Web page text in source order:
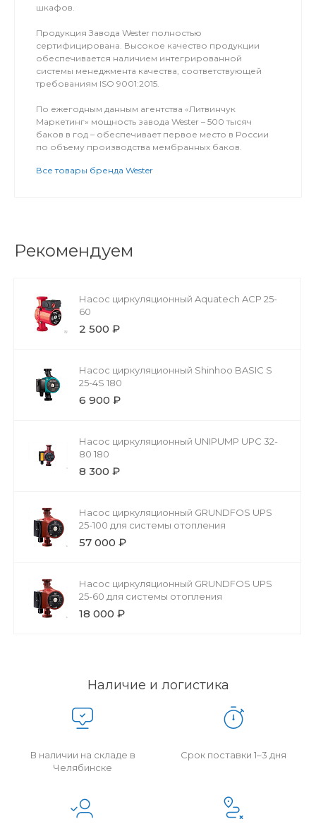
шкафов.
Продукция Завода Wester полностью
сертифицирована. Высокое качество продукции
обеспечивается наличием интегрированной
системы менеджмента качества, соответствующей
требованиям ISO 9001:2015.
По ежегодным данным агентства «Литвинчук
Маркетинг» мощность завода Wester – 500 тысяч
баков в год – обеспечивает первое место в России
по объему производства мембранных баков.
Все товары бренда Wester
Рекомендуем
Насос циркуляционный Aquatech ACP 25-
60
2 500 ₽
Насос циркуляционный Shinhoo BASIC S
25-4S 180
6 900 ₽
Насос циркуляционный UNIPUMP UPС 32-
80 180
8 300 ₽
Насос циркуляционный GRUNDFOS UPS
25-100 для системы отопления
57 000 ₽
Насос циркуляционный GRUNDFOS UPS
25-60 для системы отопления
18 000 ₽
Наличие и логистика
В наличии на складе в
Челябинске
Срок поставки 1–3 дня